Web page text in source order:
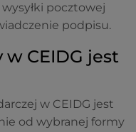
pocztowej
podpisu.
CEIDG jest
w CEIDG jest
od wybranej formy